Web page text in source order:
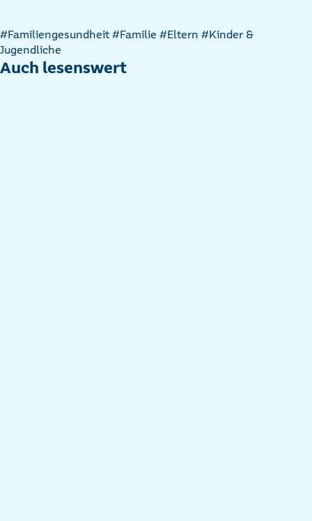
Artikel
nach
Kategorien
#Familiengesundheit #Familie #Eltern #Kinder &
Jugendliche
Auch lesenswert